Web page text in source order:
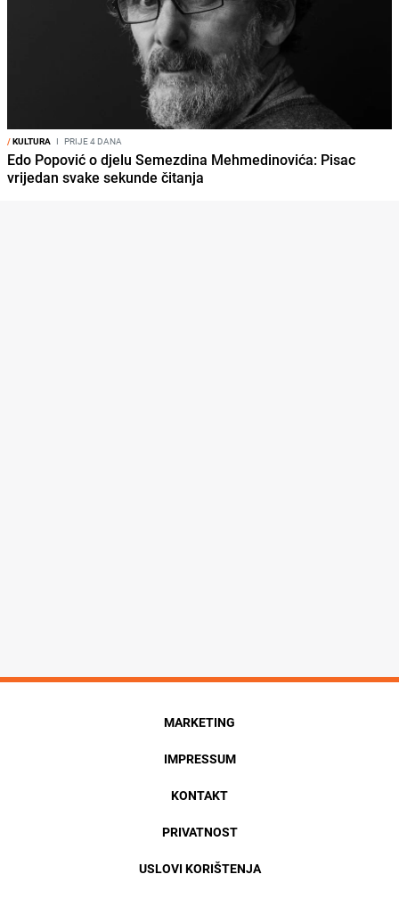
/KULTURA I PRIJE 4 DANA
Edo Popović o djelu Semezdina Mehmedinovića: Pisac
vrijedan svake sekunde čitanja
MARKETING
IMPRESSUM
KONTAKT
PRIVATNOST
USLOVI KORIŠTENJA